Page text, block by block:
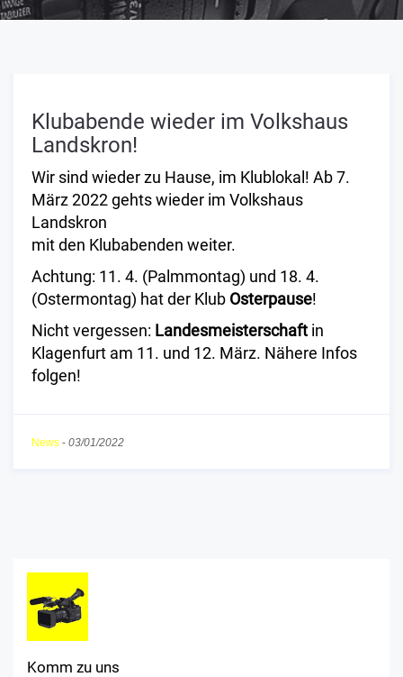
Klubabende wieder im Volkshaus
Landskron!
Wir sind wieder zu Hause, im Klublokal! Ab 7.
März 2022 gehts wieder im Volkshaus
Landskron
mit den Klubabenden weiter.
Achtung: 11. 4. (Palmmontag) und 18. 4.
(Ostermontag) hat der Klub Osterpause!
Nicht vergessen: Landesmeisterschaft in
Klagenfurt am 11. und 12. März. Nähere Infos
folgen!
News - 03/01/2022
Komm zu uns